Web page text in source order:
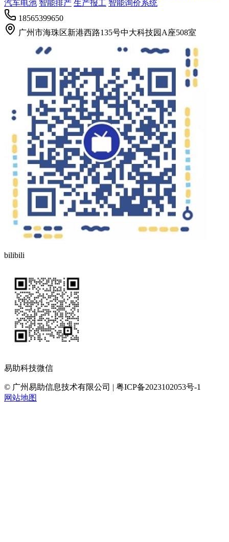
汽车电池 智能排产 生产报工 智能询价系统
18565399650
广州市海珠区新港西路135号中大科技园A座508室
bilibili
易助科技微信
© 广州易助信息技术有限公司 | 粤ICP备2023102053号-1
网站地图